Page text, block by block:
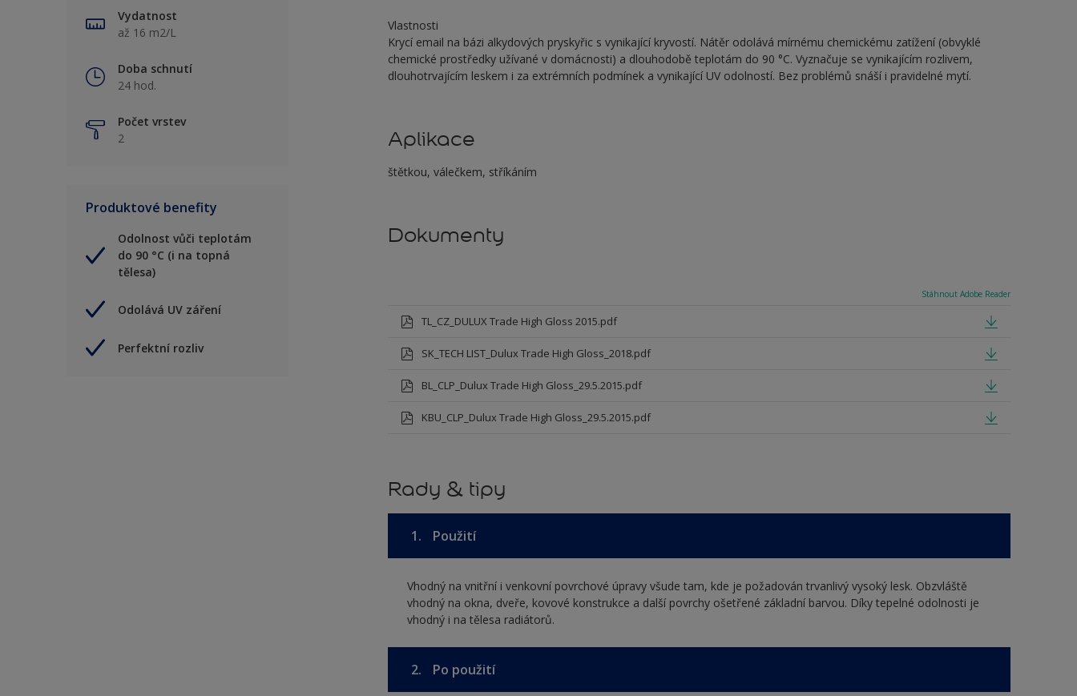
Vydatnost
až 16 m2/L
Doba schnutí
24 hod.
Počet vrstev
2
Produktové benefity
Odolnost vůči teplotám
do 90 °C (i na topná
tělesa)
Odolává UV záření
Perfektní rozliv
Vlastnosti
Krycí email na bázi alkydových pryskyřic s vynikající kryvostí. Nátěr odolává mírnému chemickému zatížení (obvyklé
chemické prostředky užívané v domácnosti) a dlouhodobě teplotám do 90 °C. Vyznačuje se vynikajícím rozlivem,
dlouhotrvajícím leskem i za extrémních podmínek a vynikající UV odolností. Bez problémů snáší i pravidelné mytí.
Aplikace
štětkou, válečkem, stříkáním
Dokumenty
Stáhnout Adobe Reader
TL_CZ_DULUX Trade High Gloss 2015.pdf
SK_TECH LIST_Dulux Trade High Gloss_2018.pdf
BL_CLP_Dulux Trade High Gloss_29.5.2015.pdf
KBU_CLP_Dulux Trade High Gloss_29.5.2015.pdf
Rady & tipy
1. Použití
Vhodný na vnitřní i venkovní povrchové úpravy všude tam, kde je požadován trvanlivý vysoký lesk. Obzvláště
vhodný na okna, dveře, kovové konstrukce a další povrchy ošetřené základní barvou. Díky tepelné odolnosti je
vhodný i na tělesa radiátorů.
2. Po použití